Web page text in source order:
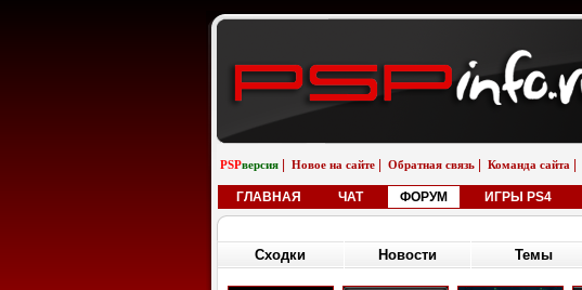
PSPверсия Новое на сайте Обратная связь Команда сайта
ГЛАВНАЯ ЧАТ ФОРУМ ИГРЫ PS4
Сходки Новости Темы